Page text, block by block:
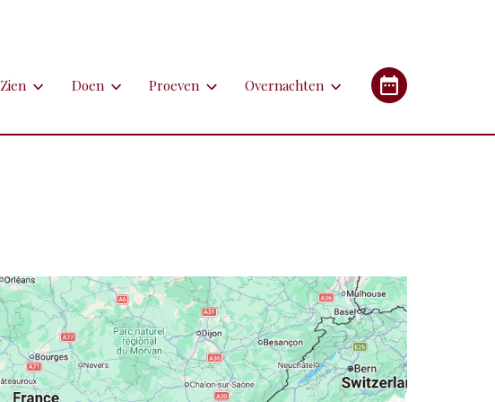
Zien
Hospitaals en apotheken
Kastelen en gebouwen
Kunst
Markten
Doen
Nederlandstalige rondleiding of excursie
Spoorfiets of (weg)treintje nemen
Toeren met de auto
Uitstapjes met dieren
Proeven
Restaurants
Streekgerechten
Streekproducten
Wijnen
Overnachten
Gîtes (vakantiehuizen)